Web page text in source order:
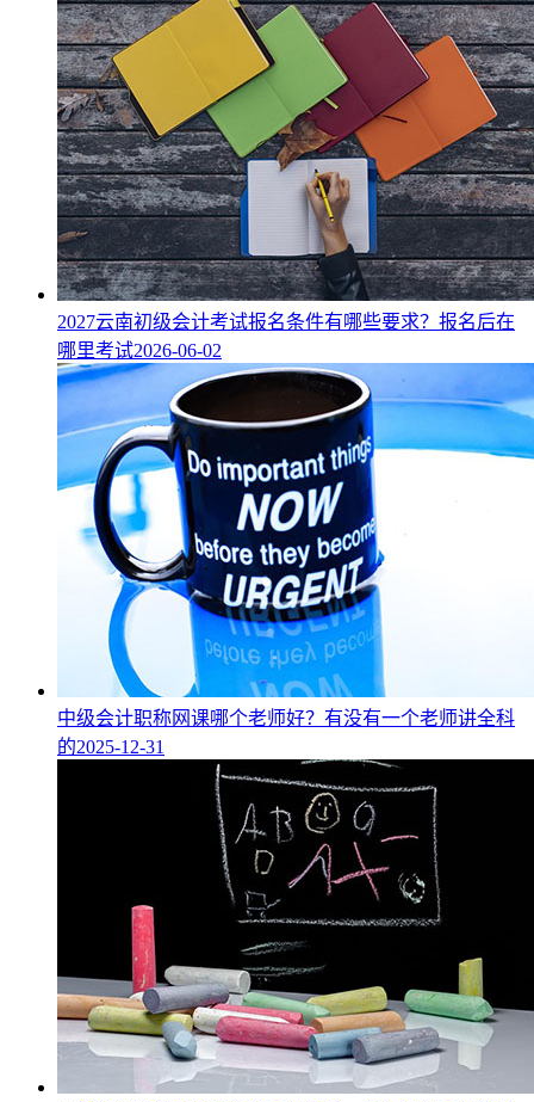
2027云南初级会计考试报名条件有哪些要求？报名后在
哪里考试2026-06-02
中级会计职称网课哪个老师好？有没有一个老师讲全科
的2025-12-31